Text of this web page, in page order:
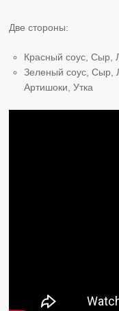
Две стороны:
Красный соус, Сыр,
Зеленый соус, Сыр,
Артишоки, Утка